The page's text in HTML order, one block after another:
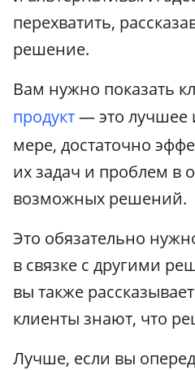
перехватить,
решение.
Вам нужно показать
продукт— это лучшее
мере, достаточно
их задач и проблем в
возможных решений.
Это обязательно
в связке с другими
вы также
клиенты знают, что
Лучше, если вы